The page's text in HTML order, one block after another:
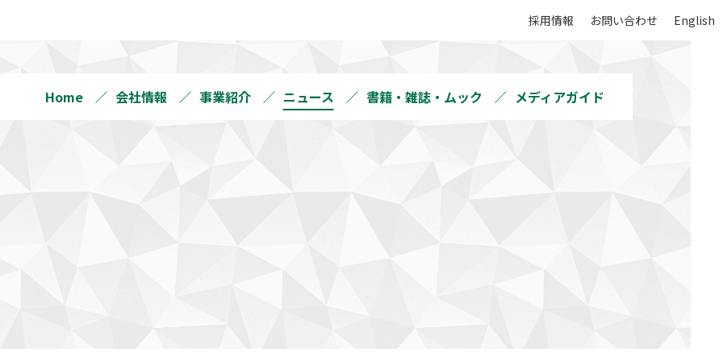
採用情報 お問い合わせ English
Home 会社情報 事業紹介 ニュース 書籍・雑誌・ムック メディアガイド